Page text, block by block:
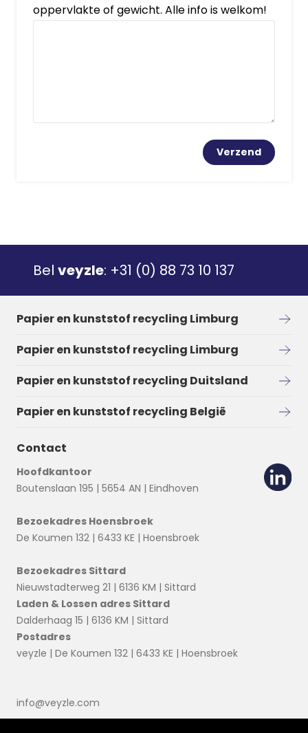
oppervlakte of gewicht. Alle info is welkom!
Bel veyzle: +31 (0) 88 73 10 137
Papier en kunststof recycling Limburg
Papier en kunststof recycling Limburg
Papier en kunststof recycling Duitsland
Papier en kunststof recycling België
Contact
Hoofdkantoor
Boutenslaan 195 | 5654 AN | Eindhoven
Bezoekadres Hoensbroek
De Koumen 132 | 6433 KE | Hoensbroek
Bezoekadres Sittard
Nieuwstadterweg 21 | 6136 KM | Sittard
Laden & Lossen adres Sittard
Dalderhaag 15 | 6136 KM | Sittard
Postadres
veyzle | De Koumen 132 | 6433 KE | Hoensbroek
info@veyzle.com